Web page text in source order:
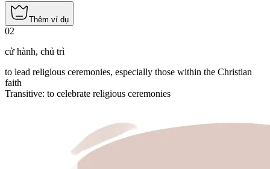
Thêm ví dụ
02
cử hành, chủ trì
to lead religious ceremonies, especially those within the Christian
faith
Transitive: to celebrate religious ceremonies